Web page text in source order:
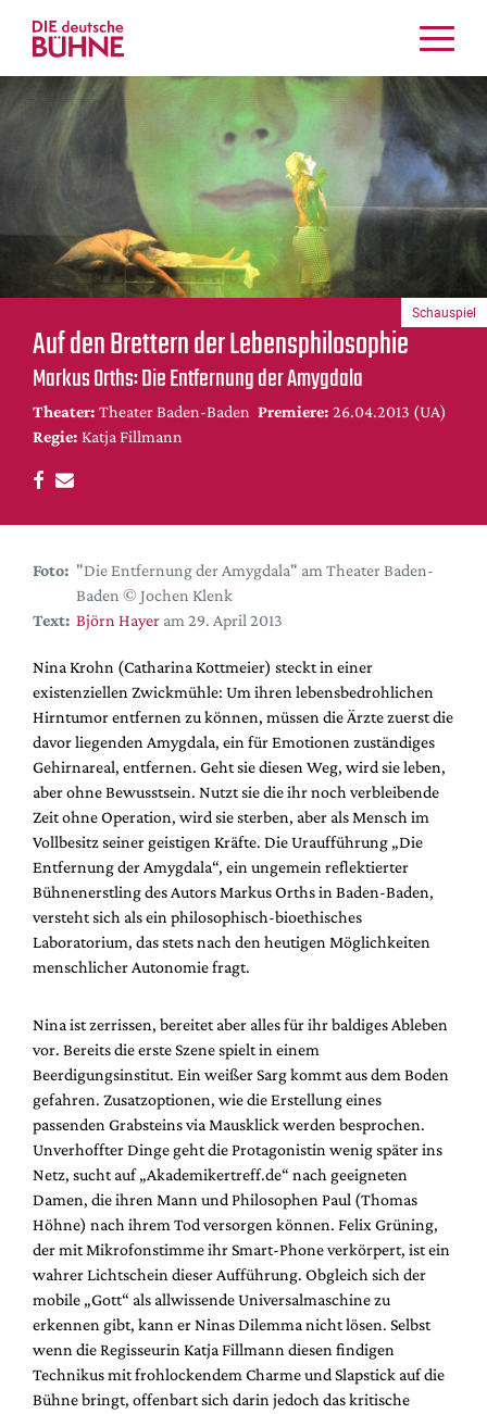
Kritiken
Schauspiel
Musiktheater
Tanz
Crossover
Bühnenwelt
Festivals & Veranstaltungen
Menschen & Theater
Themen
Internationales
Nachrufe
DdB-map
Premierensuche
Festival-Planer
Alle Hefte
Leseproben
Podcast
Service
Shop / Abo
Newsletter
Redaktion
Autor:innen
Partner
Suche
Auf den Brettern der Lebensphilosophie
Markus Orths: Die Entfernung der Amygdala
Theater: Theater Baden-Baden Premiere: 26.04.2013 (UA)
Regie: Katja Fillmann
Schauspiel
Foto: "Die Entfernung der Amygdala" am Theater Baden-
Baden © Jochen Klenk
Text: Björn Hayer am 29. April 2013
Nina Krohn (Catharina Kottmeier) steckt in einer
existenziellen Zwickmühle: Um ihren lebensbedrohlichen
Hirntumor entfernen zu können, müssen die Ärzte zuerst die
davor liegenden Amygdala, ein für Emotionen zuständiges
Gehirnareal, entfernen. Geht sie diesen Weg, wird sie leben,
aber ohne Bewusstsein. Nutzt sie die ihr noch verbleibende
Zeit ohne Operation, wird sie sterben, aber als Mensch im
Vollbesitz seiner geistigen Kräfte. Die Uraufführung „Die
Entfernung der Amygdala“, ein ungemein reflektierter
Bühnenerstling des Autors Markus Orths in Baden-Baden,
versteht sich als ein philosophisch-bioethisches
Laboratorium, das stets nach den heutigen Möglichkeiten
menschlicher Autonomie fragt.
Nina ist zerrissen, bereitet aber alles für ihr baldiges Ableben
vor. Bereits die erste Szene spielt in einem
Beerdigungsinstitut. Ein weißer Sarg kommt aus dem Boden
gefahren. Zusatzoptionen, wie die Erstellung eines
passenden Grabsteins via Mausklick werden besprochen.
Unverhoffter Dinge geht die Protagonistin wenig später ins
Netz, sucht auf „Akademikertreff.de“ nach geeigneten
Damen, die ihren Mann und Philosophen Paul (Thomas
Höhne) nach ihrem Tod versorgen können. Felix Grüning,
der mit Mikrofonstimme ihr Smart-Phone verkörpert, ist ein
wahrer Lichtschein dieser Aufführung. Obgleich sich der
mobile „Gott“ als allwissende Universalmaschine zu
erkennen gibt, kann er Ninas Dilemma nicht lösen. Selbst
wenn die Regisseurin Katja Fillmann diesen findigen
Technikus mit frohlockendem Charme und Slapstick auf die
Bühne bringt, offenbart sich darin jedoch das kritische